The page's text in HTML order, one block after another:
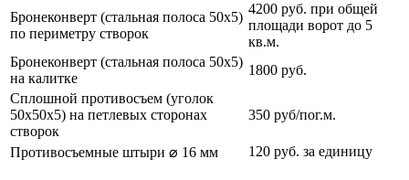
Бронеконверт (стальная полоса 50х5)
по периметру створок
4200 руб. при общей
площади ворот до 5
кв.м.
Бронеконверт (стальная полоса 50х5)
на калитке
1800 руб.
Сплошной противосъем (уголок
50х50х5) на петлевых сторонах
створок
350 руб/пог.м.
Противосъемные штыри ⌀ 16 мм 120 руб. за единицу